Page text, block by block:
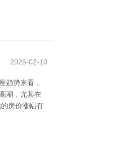
2026-02-10
趋势来看，
潮，尤其在
房价涨幅有